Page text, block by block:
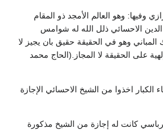
وفيها: وهو العالم الأمجد ذو المقام
الاحسائي ذلل الله له شوامس
وهو في الحقيقة حقيق بان يجيز لا
على الحقيقة لا المجاز.(الحاج محمد
الكبار اخذوا من الشيخ الاحسائي الإجازة
كانت له إجازة من الشيخ مذكورة